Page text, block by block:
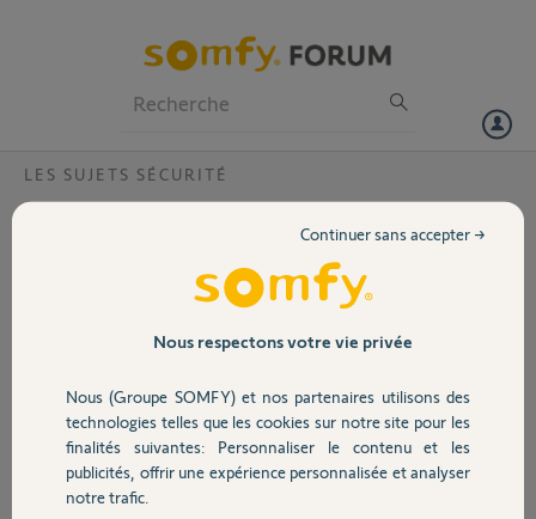
Volet
Sécurité
Domotique
LES SUJETS SÉCURITÉ
accès à distance à ma centrale somfy
Bonjour,
Suite au passage à la
fibre, et après avoir
ma centrale Somfy
pas à valider l'inscription
au site somfy pour
bénéficier de l'accès à distance.
Je pense qu'il faudrait que somfy supprime l'ensemble des liens
Nous respectons votre vie privée
Nous (Groupe SOMFY) et nos partenaires utilisons des
technologies telles que les cookies sur notre site pour les
finalités suivantes: Personnaliser le contenu et les
publicités, offrir une expérience personnalisée et analyser
notre trafic.
Continuer sans accepter →